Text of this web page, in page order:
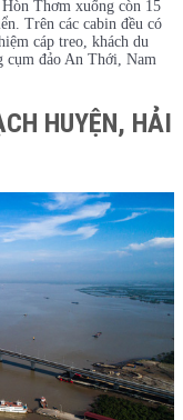
Thơm xuống còn 15
Trên các cabin đều có
cáp treo, khách du
cụm đảo An Thới, Nam
HUYỆN, HẢI